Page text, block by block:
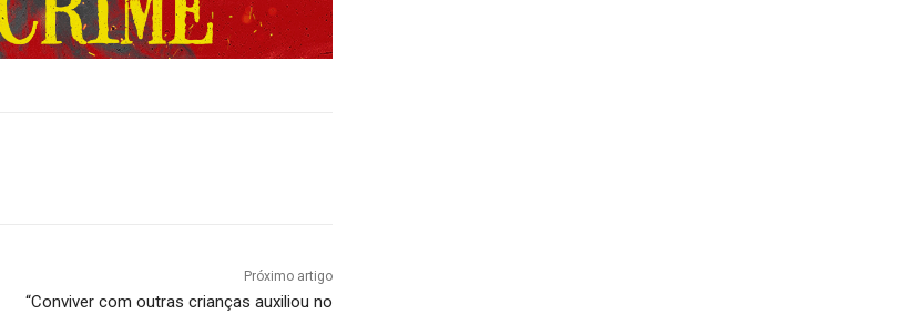
Próximo artigo
“Conviver com outras crianças auxiliou no